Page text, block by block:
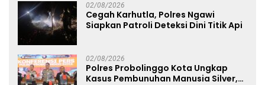
02/08/2026
Cegah Karhutla, Polres Ngawi
Siapkan Patroli Deteksi Dini Titik Api
02/08/2026
Polres Probolinggo Kota Ungkap
Kasus Pembunuhan Manusia Silver,